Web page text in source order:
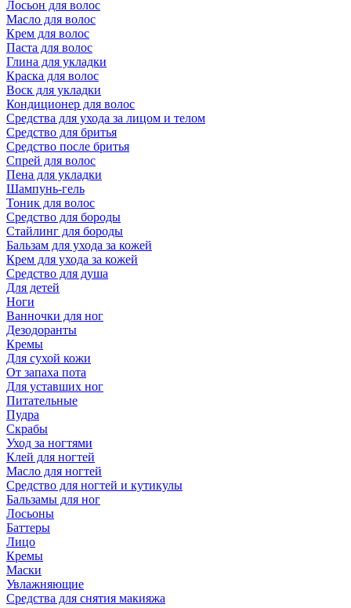
Лосьон для волос
Масло для волос
Крем для волос
Паста для волос
Глина для укладки
Краска для волос
Воск для укладки
Кондиционер для волос
Средства для ухода за лицом и телом
Средство для бритья
Средство после бритья
Спрей для волос
Пена для укладки
Шампунь-гель
Тоник для волос
Средство для бороды
Стайлинг для бороды
Бальзам для ухода за кожей
Крем для ухода за кожей
Средство для душа
Для детей
Ноги
Ванночки для ног
Дезодоранты
Кремы
Для сухой кожи
От запаха пота
Для уставших ног
Питательные
Пудра
Скрабы
Уход за ногтями
Клей для ногтей
Масло для ногтей
Средство для ногтей и кутикулы
Бальзамы для ног
Лосьоны
Баттеры
Лицо
Кремы
Маски
Увлажняющие
Средства для снятия макияжа